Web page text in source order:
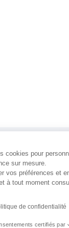
cookies pour
sur mesure.
vos préférences et
à tout moment
de confidentialité
certifiés par